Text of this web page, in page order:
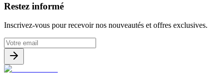
Restez informé
Inscrivez-vous pour recevoir nos nouveautés et offres exclusives.